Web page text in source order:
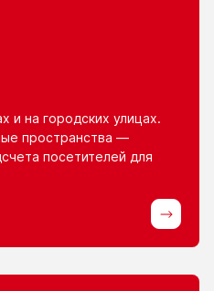
и на городских улицах.
пространства —
посетителей для